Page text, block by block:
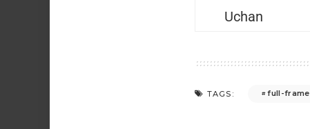
Uchan
TAGS: full-frame